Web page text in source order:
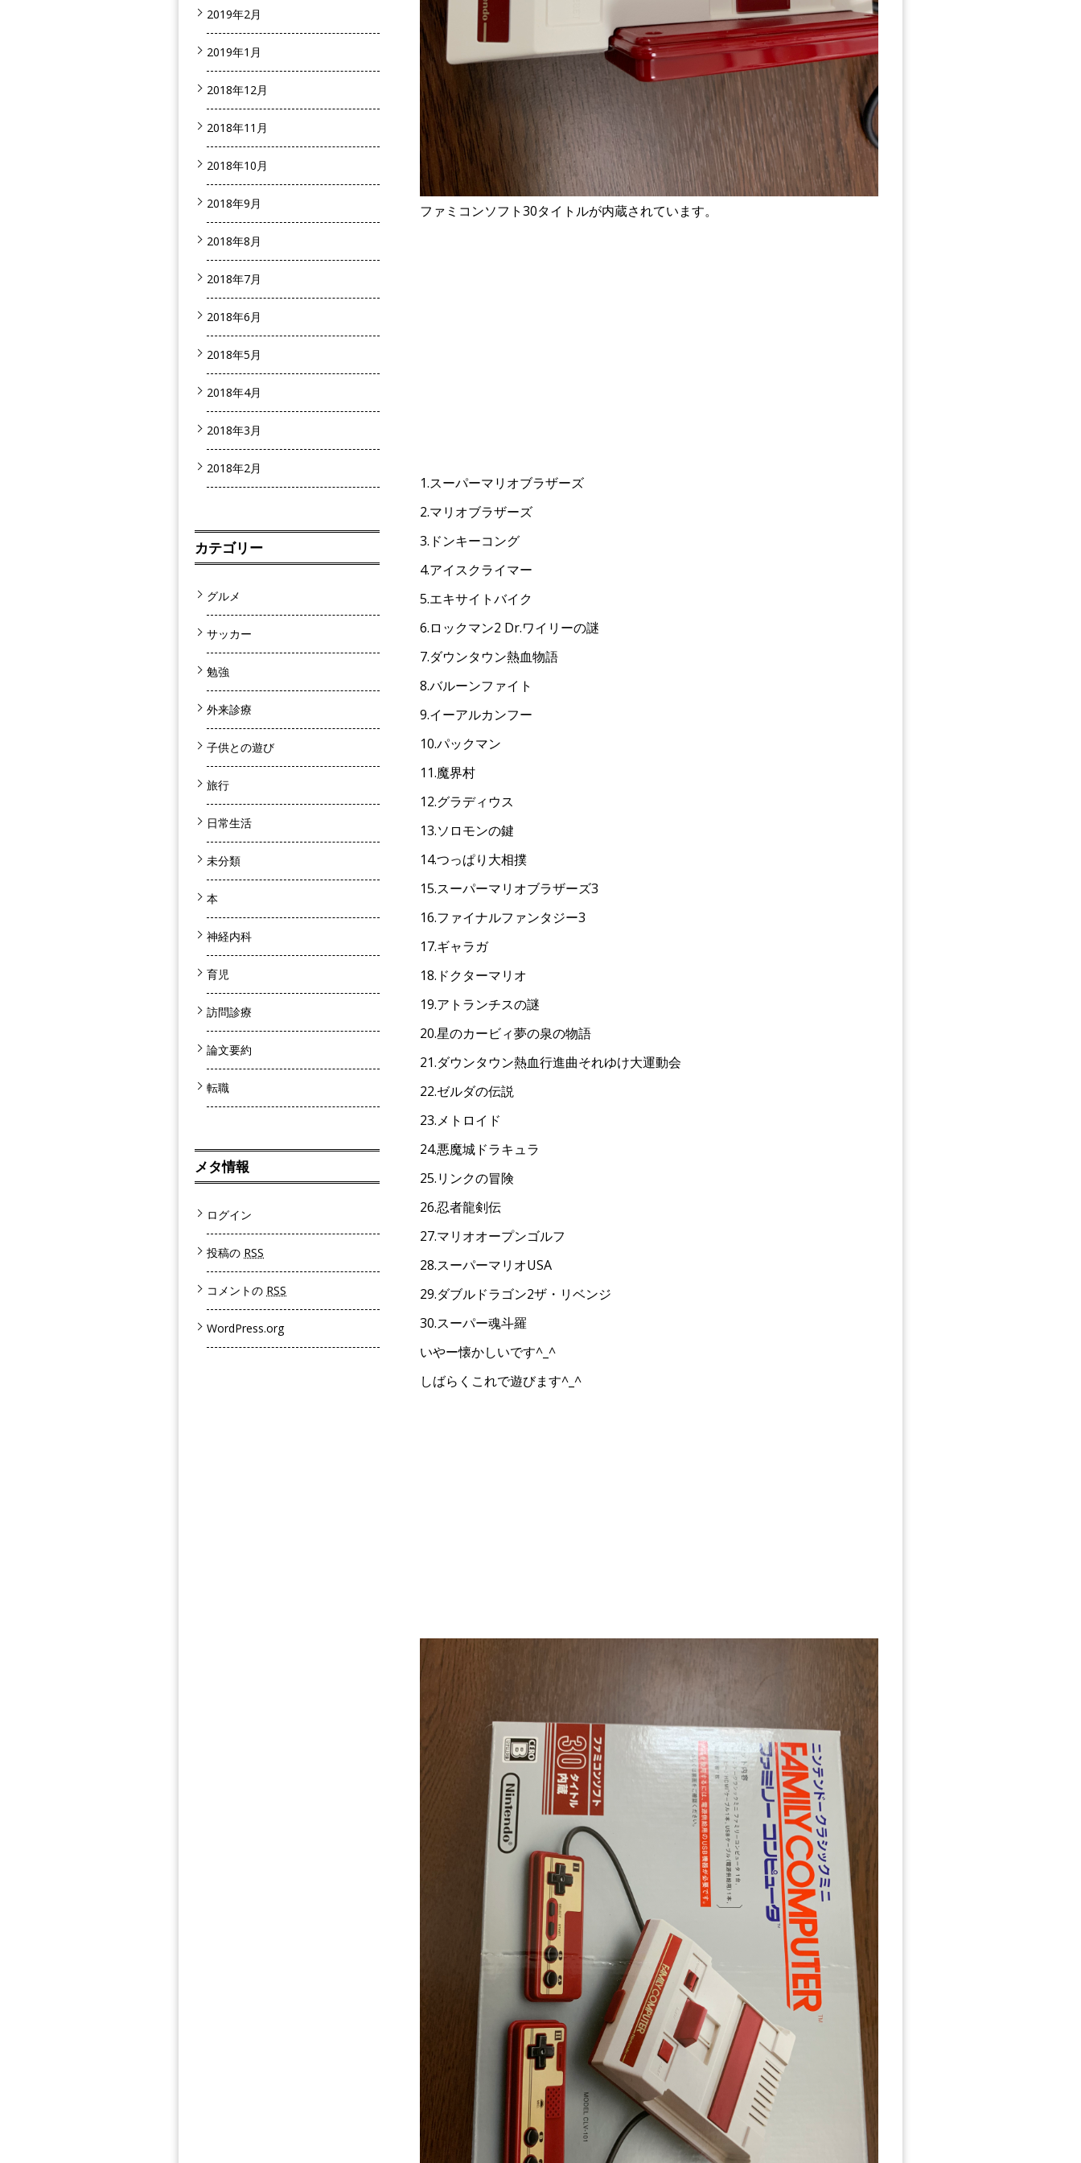
ファミコンソフト30タイトルが内蔵されています。
1.スーパーマリオブラザーズ
2.マリオブラザーズ
3.ドンキーコング
4.アイスクライマー
5.エキサイトバイク
6.ロックマン2 Dr.ワイリーの謎
7.ダウンタウン熱血物語
8.バルーンファイト
9.イーアルカンフー
10.パックマン
11.魔界村
12.グラディウス
13.ソロモンの鍵
14.つっぱり大相撲
15.スーパーマリオブラザーズ3
16.ファイナルファンタジー3
17.ギャラガ
18.ドクターマリオ
19.アトランチスの謎
20.星のカービィ夢の泉の物語
21.ダウンタウン熱血行進曲それゆけ大運動会
22.ゼルダの伝説
23.メトロイド
24.悪魔城ドラキュラ
25.リンクの冒険
26.忍者龍剣伝
27.マリオオープンゴルフ
28.スーパーマリオUSA
29.ダブルドラゴン2ザ・リベンジ
30.スーパー魂斗羅
いやー懐かしいです^_^
しばらくこれで遊びます^_^
2019年2月
2019年1月
2018年12月
2018年11月
2018年10月
2018年9月
2018年8月
2018年7月
2018年6月
2018年5月
2018年4月
2018年3月
2018年2月
カテゴリー
グルメ
サッカー
勉強
外来診療
子供との遊び
旅行
日常生活
未分類
本
神経内科
育児
訪問診療
論文要約
転職
メタ情報
ログイン
投稿の RSS
コメントの RSS
WordPress.org